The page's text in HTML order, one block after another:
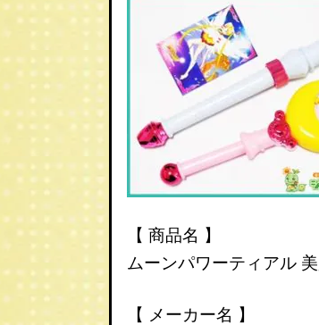
【 商品名 】
ムーンパワーティアル
【 メーカー名 】